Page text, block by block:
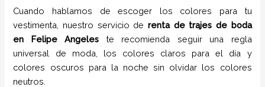
Cuando hablamos de escoger los colores para tu
vestimenta, nuestro servicio de renta de trajes de boda
en Felipe Angeles te recomienda seguir una regla
universal de moda, los colores claros para el día y
colores oscuros para la noche sin olvidar los colores
neutros.